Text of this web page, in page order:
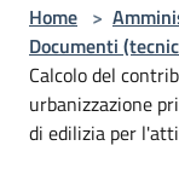
Home >
Documenti
Calcolo del
urbanizzazione
di edilizia per